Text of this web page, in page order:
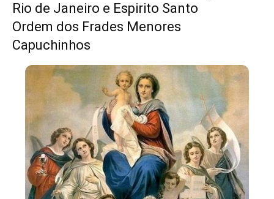
Rio de Janeiro e Espirito Santo
Ordem dos Frades Menores
Capuchinhos